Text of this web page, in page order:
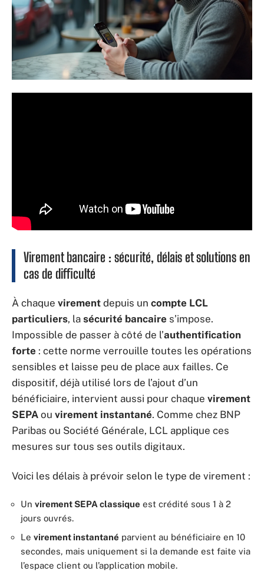
Virement bancaire : sécurité, délais et solutions en
cas de difficulté
À chaque virement depuis un compte LCL
particuliers, la sécurité bancaire s’impose.
Impossible de passer à côté de l’authentification
forte : cette norme verrouille toutes les opérations
sensibles et laisse peu de place aux failles. Ce
dispositif, déjà utilisé lors de l’ajout d’un
bénéficiaire, intervient aussi pour chaque virement
SEPA ou virement instantané. Comme chez BNP
Paribas ou Société Générale, LCL applique ces
mesures sur tous ses outils digitaux.
Voici les délais à prévoir selon le type de virement :
Un virement SEPA classique est crédité sous 1 à 2
jours ouvrés.
Le virement instantané parvient au bénéficiaire en 10
secondes, mais uniquement si la demande est faite via
l’espace client ou l’application mobile.